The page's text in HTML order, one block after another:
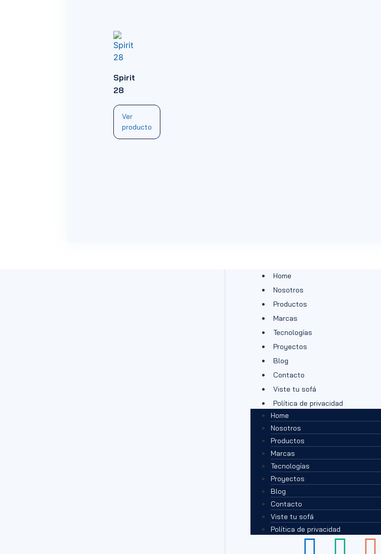
Spirit
28
Ver
producto
Home
Nosotros
Productos
Marcas
Tecnologías
Proyectos
Blog
Contacto
Viste tu sofá
Política de privacidad
Home
Nosotros
Productos
Marcas
Tecnologías
Proyectos
Blog
Contacto
Viste tu sofá
Política de privacidad